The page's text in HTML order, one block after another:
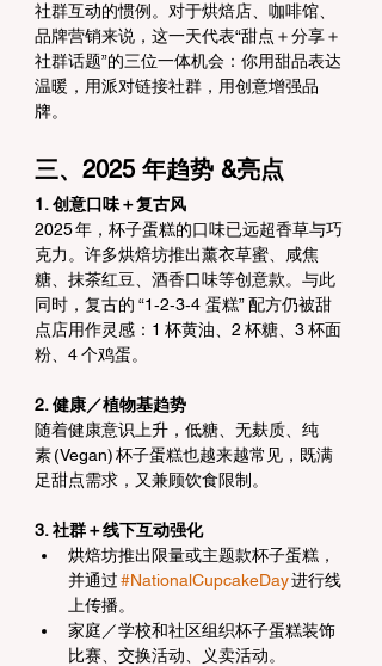
社群互动的惯例。对于烘焙店、咖啡馆、
品牌营销来说，这一天代表“甜点＋分享＋
社群话题”的三位一体机会：你用甜品表达
温暖，用派对链接社群，用创意增强品
牌。
三、2025 年趋势 &亮点
1. 创意口味＋复古风
2025 年，杯子蛋糕的口味已远超香草与巧
克力。许多烘焙坊推出薰衣草蜜、咸焦
糖、抹茶红豆、酒香口味等创意款。与此
同时，复古的 “1‑2‑3‑4 蛋糕” 配方仍被甜
点店用作灵感：1 杯黄油、2 杯糖、3 杯面
粉、4 个鸡蛋。
2. 健康／植物基趋势
随着健康意识上升，低糖、无麸质、纯
素 (Vegan) 杯子蛋糕也越来越常见，既满
足甜点需求，又兼顾饮食限制。
3. 社群＋线下互动强化
烘焙坊推出限量或主题款杯子蛋糕，
并通过 #NationalCupcakeDay 进行线
上传播。
家庭／学校和社区组织杯子蛋糕装饰
比赛、交换活动、义卖活动。